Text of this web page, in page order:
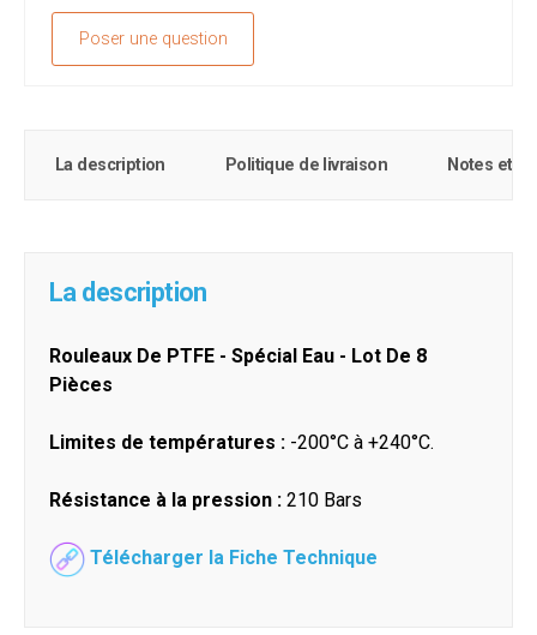
Poser une question
La description Politique de livraison Notes et
La description
Rouleaux De PTFE - Spécial Eau - Lot De 8
Pièces
Limites de températures : -200°C à +240°C.
Résistance à la pression : 210 Bars
Télécharger la Fiche Technique